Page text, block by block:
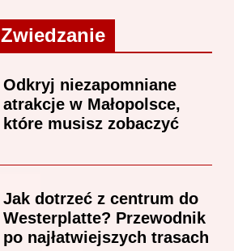
Zwiedzanie
Odkryj niezapomniane
atrakcje w Małopolsce,
które musisz zobaczyć
Jak dotrzeć z centrum do
Westerplatte? Przewodnik
po najłatwiejszych trasach